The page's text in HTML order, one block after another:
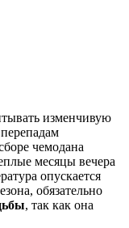
изменчивую
чемодана
месяцы вечера
опускается
обязательно
, так как она